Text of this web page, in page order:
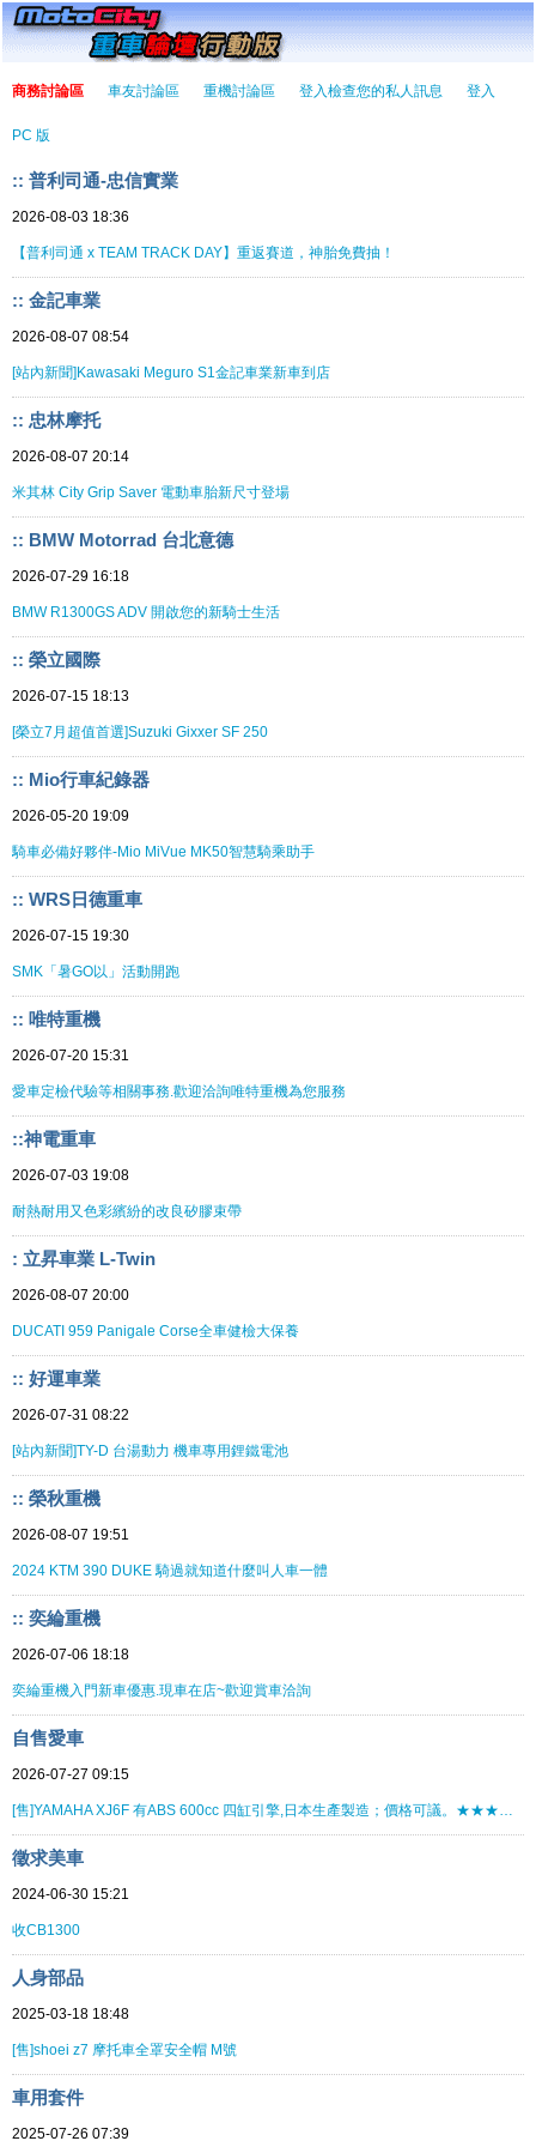
商務討論區 車友討論區 重機討論區 登入檢查您的私人訊息 登入
PC 版
:: 普利司通-忠信實業
2026-08-03 18:36
【普利司通 x TEAM TRACK DAY】重返賽道，神胎免費抽！
:: 金記車業
2026-08-07 08:54
[站內新聞]Kawasaki Meguro S1金記車業新車到店
:: 忠林摩托
2026-08-07 20:14
米其林 City Grip Saver 電動車胎新尺寸登場
:: BMW Motorrad 台北意德
2026-07-29 16:18
BMW R1300GS ADV 開啟您的新騎士生活
:: 榮立國際
2026-07-15 18:13
[榮立7月超值首選]Suzuki Gixxer SF 250
:: Mio行車紀錄器
2026-05-20 19:09
騎車必備好夥伴-Mio MiVue MK50智慧騎乘助手
:: WRS日德重車
2026-07-15 19:30
SMK「暑GO以」活動開跑
:: 唯特重機
2026-07-20 15:31
愛車定檢代驗等相關事務.歡迎洽詢唯特重機為您服務
::神電重車
2026-07-03 19:08
耐熱耐用又色彩繽紛的改良矽膠束帶
: 立昇車業 L-Twin
2026-08-07 20:00
DUCATI 959 Panigale Corse全車健檢大保養
:: 好運車業
2026-07-31 08:22
[站內新聞]TY-D 台湯動力 機車專用鋰鐵電池
:: 榮秋重機
2026-08-07 19:51
2024 KTM 390 DUKE 騎過就知道什麼叫人車一體
:: 奕綸重機
2026-07-06 18:18
奕綸重機入門新車優惠.現車在店~歡迎賞車洽詢
自售愛車
2026-07-27 09:15
[售]YAMAHA XJ6F 有ABS 600cc 四缸引擎,日本生產製造；價格可議。★★★★★★★★
徵求美車
2024-06-30 15:21
收CB1300
人身部品
2025-03-18 18:48
[售]shoei z7 摩托車全罩安全帽 M號
車用套件
2025-07-26 07:39